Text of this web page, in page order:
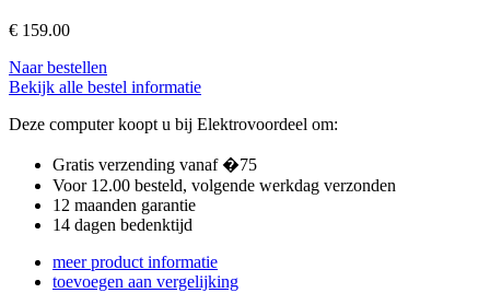
€ 159.00
Naar bestellen
Bekijk alle bestel informatie
Deze computer koopt u bij Elektrovoordeel om:
Gratis verzending vanaf �75
Voor 12.00 besteld, volgende werkdag verzonden
12 maanden garantie
14 dagen bedenktijd
meer product informatie
toevoegen aan vergelijking